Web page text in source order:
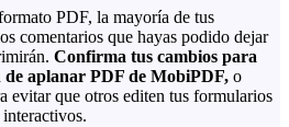
PDF, la mayoría de tus
comentarios que hayas podido dejar
Confirma tus cambios para
aplanar PDF de MobiPDF, o
evitar que otros editen tus formularios